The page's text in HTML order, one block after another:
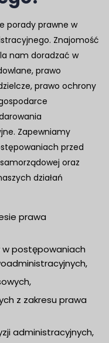
porady prawne w
Znajomość
nam doradzać w
prawo
prawo ochrony
Zapewniamy
przed
oraz
działań
prawa
postępowaniach
z zakresu prawa
administracyjnych,